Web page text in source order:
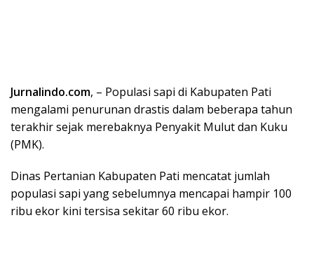
Jurnalindo.com, – Populasi sapi di Kabupaten Pati
mengalami penurunan drastis dalam beberapa tahun
terakhir sejak merebaknya Penyakit Mulut dan Kuku
(PMK).
Dinas Pertanian Kabupaten Pati mencatat jumlah
populasi sapi yang sebelumnya mencapai hampir 100
ribu ekor kini tersisa sekitar 60 ribu ekor.